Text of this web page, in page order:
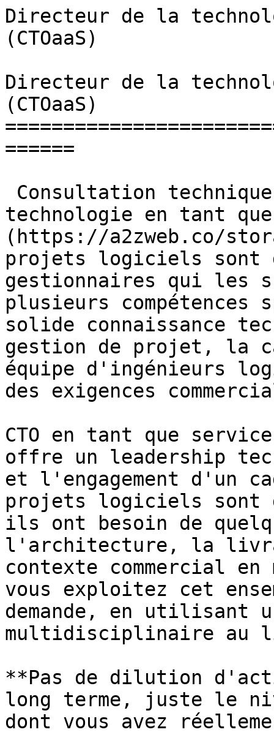
Directeur de la
Directeur de la
(CTOaaS)
======
technologie en tant
(https://a2zweb.co/
projets logiciels
gestionnaires qui les
plusieurs compétences
solide connaissance
gestion de projet, la
équipe d'ingénieurs
des exigences
CTO en tant que service
offre un leadership
et l'engagement d'un
projets logiciels
ils ont besoin de
l'architecture, la
contexte commercial en
vous exploitez cet
demande, en utilisant
multidisciplinaire au
**Pas de dilution
long terme, juste le
dont vous avez